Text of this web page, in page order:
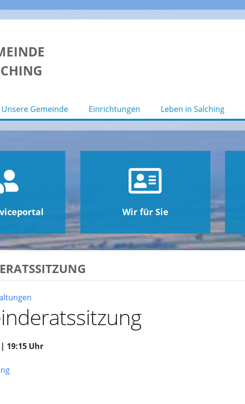
Unsere Gemeinde Einrichtungen Leben in Salching
Wir für Sie
19:15 Uhr